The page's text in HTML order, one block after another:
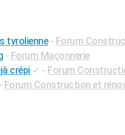
tyrolienne - Forum
- Forum Maçonnerie
crépi ✓ - Forum
- Forum Construction et